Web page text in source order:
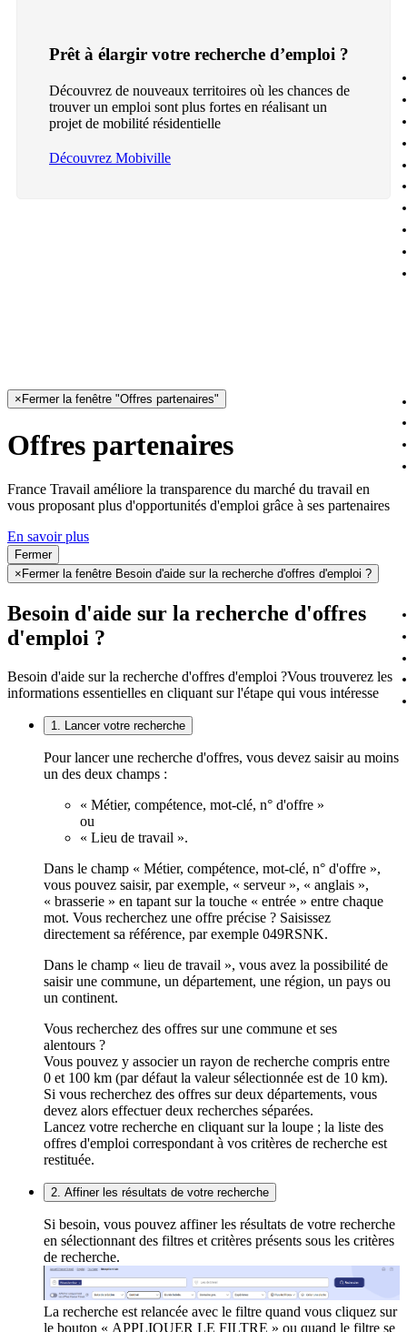
Prêt à élargir votre recherche d’emploi ?
Découvrez de nouveaux territoires où les chances de
trouver un emploi sont plus fortes en réalisant un
projet de mobilité résidentielle
Découvrez Mobiville
× Fermer la fenêtre "Offres partenaires"
Offres partenaires
France Travail améliore la transparence du marché du travail en
vous proposant plus d'opportunités d'emploi grâce à ses partenaires
En savoir plus
Fermer
× Fermer la fenêtre Besoin d'aide sur la recherche d'offres d'emploi ?
Besoin d'aide sur la recherche d'offres
d'emploi ?
Besoin d'aide sur la recherche d'offres d'emploi ?Vous trouverez les
informations essentielles en cliquant sur l'étape qui vous intéresse
1. Lancer votre recherche
Pour lancer une recherche d'offres, vous devez saisir au moins
un des deux champs :
« Métier, compétence, mot-clé, n° d'offre »
ou
« Lieu de travail ».
Dans le champ « Métier, compétence, mot-clé, n° d'offre »,
vous pouvez saisir, par exemple, « serveur », « anglais »,
« brasserie » en tapant sur la touche « entrée » entre chaque
mot. Vous recherchez une offre précise ? Saisissez
directement sa référence, par exemple 049RSNK.
Dans le champ « lieu de travail », vous avez la possibilité de
saisir une commune, un département, une région, un pays ou
un continent.
Vous recherchez des offres sur une commune et ses
alentours ?
Vous pouvez y associer un rayon de recherche compris entre
0 et 100 km (par défaut la valeur sélectionnée est de 10 km).
Si vous recherchez des offres sur deux départements, vous
devez alors effectuer deux recherches séparées.
Lancez votre recherche en cliquant sur la loupe ; la liste des
offres d'emploi correspondant à vos critères de recherche est
restituée.
2. Affiner les résultats de votre recherche
Si besoin, vous pouvez affiner les résultats de votre recherche
en sélectionnant des filtres et critères présents sous les critères
de recherche.
La recherche est relancée avec le filtre quand vous cliquez sur
le bouton « APPLIQUER LE FILTRE » ou quand le filtre se